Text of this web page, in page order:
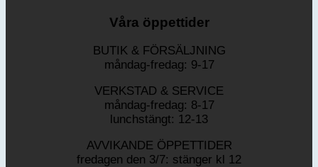
Våra öppettider
BUTIK & FÖRSÄLJNING
måndag-fredag: 9-17
VERKSTAD & SERVICE
måndag-fredag: 8-17
lunchstängt: 12-13
AVVIKANDE ÖPPETTIDER
fredagen den 3/7: stänger kl 12